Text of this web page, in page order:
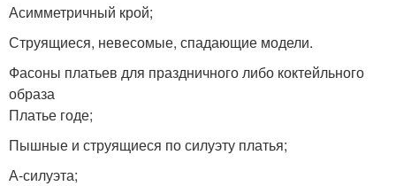
Асимметричный крой;
Струящиеся, невесомые, спадающие модели.
Фасоны платьев для праздничного либо коктейльного
образа
Платье годе;
Пышные и струящиеся по силуэту платья;
А-силуэта;